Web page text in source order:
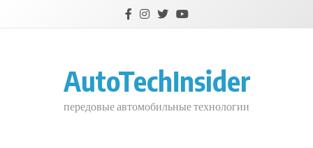
AutoTechInsider
передовые автомобильные технологии